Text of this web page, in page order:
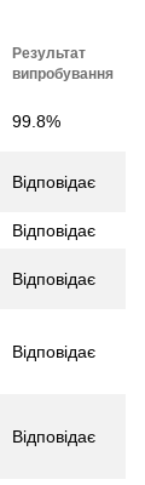
Результат
випробування
99.8%
Відповідає
Відповідає
Відповідає
Відповідає
Відповідає